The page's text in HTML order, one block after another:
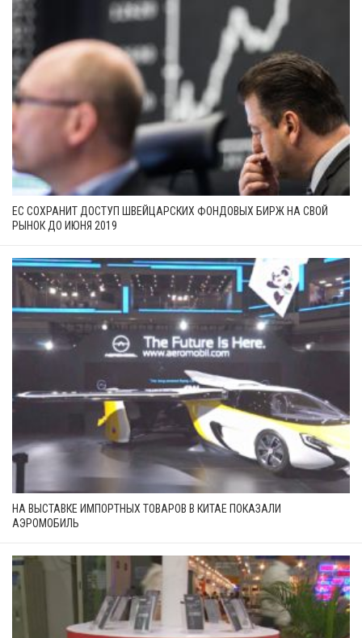
ЕС СОХРАНИТ ДОСТУП ШВЕЙЦАРСКИХ ФОНДОВЫХ БИРЖ НА СВОЙ
РЫНОК ДО ИЮНЯ 2019
НА ВЫСТАВКЕ ИМПОРТНЫХ ТОВАРОВ В КИТАЕ ПОКАЗАЛИ
АЭРОМОБИЛЬ